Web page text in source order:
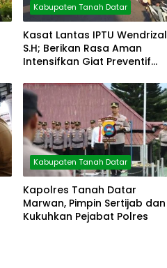
Kabupaten Tanah Datar
Kasat Lantas IPTU Wendrizal
S.H; Berikan Rasa Aman
Intensifkan Giat Preventif
Kabupaten Tanah Datar
Kapolres Tanah Datar
Marwan, Pimpin Sertijab dan
Kukuhkan Pejabat Polres